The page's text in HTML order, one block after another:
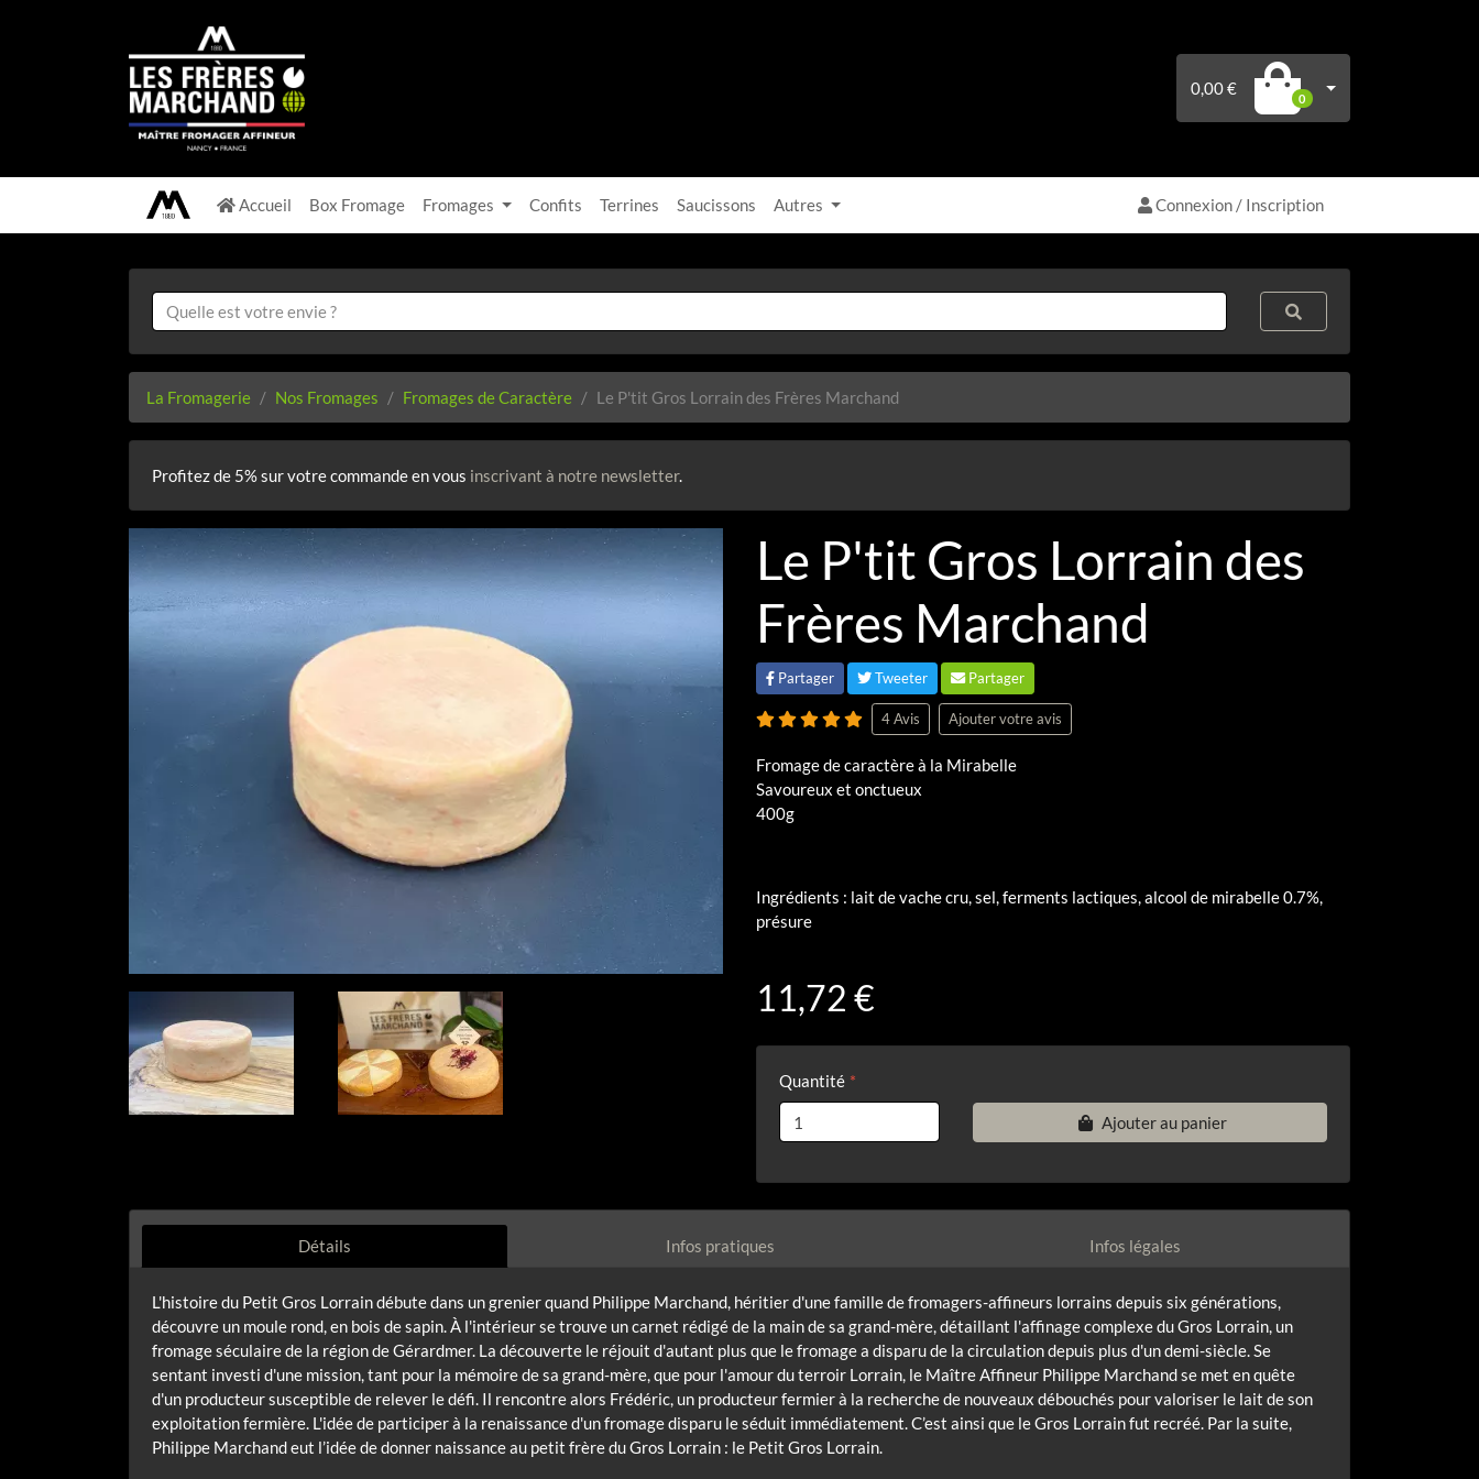
0,00 € 0
Accueil Box Fromage Fromages Confits Terrines Saucissons Autres Connexion / Inscription
La Fromagerie Nos Fromages Fromages de Caractère Le P'tit Gros Lorrain des Frères Marchand
Profitez de 5% sur votre commande en vous inscrivant à notre newsletter.
Le P'tit Gros Lorrain des
Frères Marchand
Partager Tweeter Partager
4 Avis Ajouter votre avis
Fromage de caractère à la Mirabelle
Savoureux et onctueux
400g
Ingrédients : lait de vache cru, sel, ferments lactiques, alcool de mirabelle 0.7%,
présure
11,72 €
Quantité
Ajouter au panier
Détails Infos pratiques Infos légales
L'histoire du Petit Gros Lorrain débute dans un grenier quand Philippe Marchand, héritier d'une famille de fromagers-affineurs lorrains depuis six générations,
découvre un moule rond, en bois de sapin. À l'intérieur se trouve un carnet rédigé de la main de sa grand-mère, détaillant l'affinage complexe du Gros Lorrain, un
fromage séculaire de la région de Gérardmer. La découverte le réjouit d'autant plus que le fromage a disparu de la circulation depuis plus d'un demi-siècle. Se
sentant investi d'une mission, tant pour la mémoire de sa grand-mère, que pour l'amour du terroir Lorrain, le Maître Affineur Philippe Marchand se met en quête
d'un producteur susceptible de relever le défi. Il rencontre alors Frédéric, un producteur fermier à la recherche de nouveaux débouchés pour valoriser le lait de son
exploitation fermière. L'idée de participer à la renaissance d'un fromage disparu le séduit immédiatement. C’est ainsi que le Gros Lorrain fut recréé. Par la suite,
Philippe Marchand eut l’idée de donner naissance au petit frère du Gros Lorrain : le Petit Gros Lorrain.